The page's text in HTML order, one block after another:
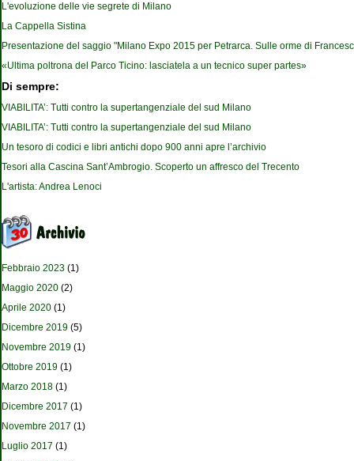
L'evoluzione delle vie segrete di Milano
La Cappella Sistina
Presentazione del saggio "Milano Expo 2015 per Petrarca. Sulle orme di
«Ultima poltrona del Parco Ticino: lasciatela a un tecnico super partes»
Di sempre:
VIABILITA’: Tutti contro la supertangenziale del sud Milano
VIABILITA’: Tutti contro la supertangenziale del sud Milano
Un tesoro di codici e libri antichi dopo 900 anni apre l’archivio
Tesori alla Cascina Sant’Ambrogio. Scoperto un affresco del Trecento
L'artista: Andrea Lenoci
Febbraio 2023 (1)
Maggio 2020 (2)
Aprile 2020 (1)
Dicembre 2019 (5)
Novembre 2019 (1)
Ottobre 2019 (1)
Marzo 2018 (1)
Dicembre 2017 (1)
Novembre 2017 (1)
Luglio 2017 (1)